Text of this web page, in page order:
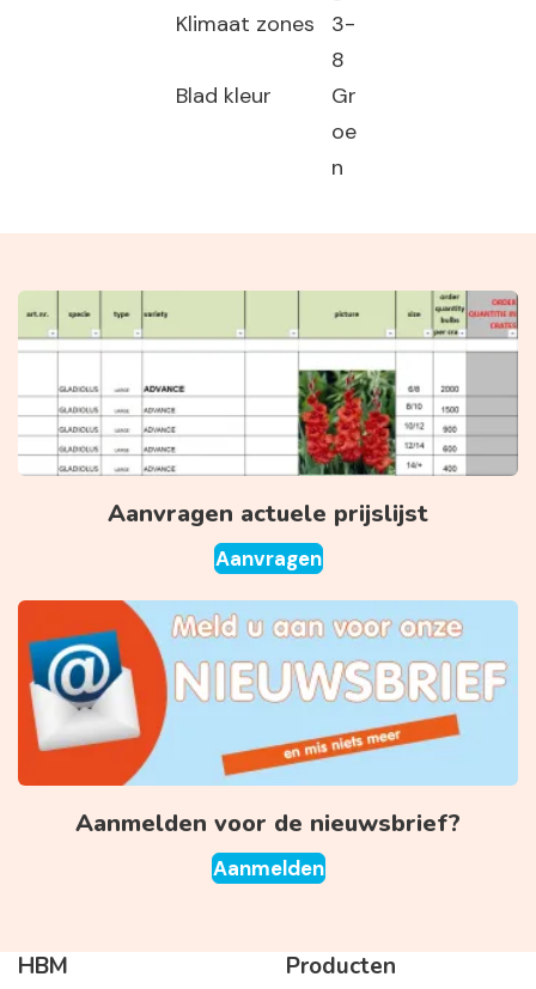
Klimaat zones
3-
8
Blad kleur
Gr
oe
n
Aanvragen actuele prijslijst
Aanvragen
Aanmelden voor de nieuwsbrief?
Aanmelden
HBM Producten